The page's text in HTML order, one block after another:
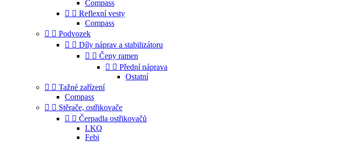
Compass
  Reflexní vesty
Compass
  Podvozek
  Díly náprav a stabilizátoru
  Čepy ramen
  Přední náprava
Ostatní
  Tažné zařízení
Compass
  Stěrače, ostřikovače
  Čerpadla ostřikovačů
LKQ
Febi